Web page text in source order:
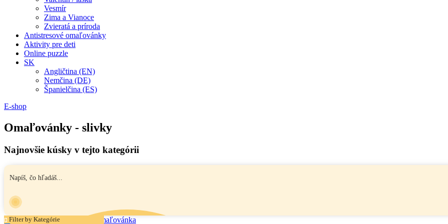
Vesmír
Zima a Vianoce
Zvieratá a príroda
Antistresové omaľovánky
Aktivity pre deti
Online puzzle
SK
Angličtina (EN)
Nemčina (DE)
Španielčina (ES)
E-shop
Omaľovánky - slivky
Najnovšie kúsky v tejto kategórii
Filter by Kategórie